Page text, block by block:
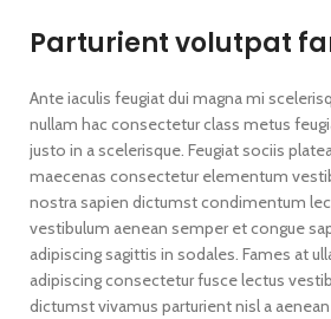
Parturient volutpat
Ante iaculis feugiat dui magna mi
nullam hac consectetur class metus
justo in a scelerisque. Feugiat sociis
maecenas consectetur elementum
nostra sapien dictumst condimentum
vestibulum aenean semper et congue
adipiscing sagittis in sodales. Fames at
adipiscing consectetur fusce lectus
dictumst vivamus parturient nisl a